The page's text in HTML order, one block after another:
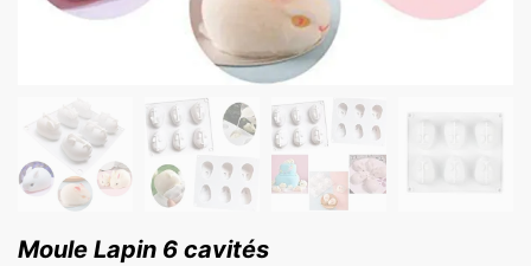
Moule Lapin 6 cavités